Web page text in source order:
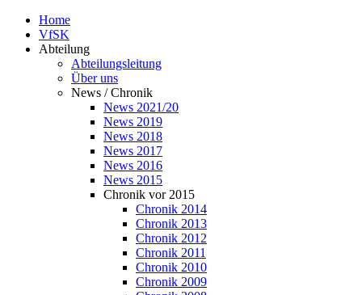
Home
VfSK
Abteilung
Abteilungsleitung
Über uns
News / Chronik
News 2021/20
News 2019
News 2018
News 2017
News 2016
News 2015
Chronik vor 2015
Chronik 2014
Chronik 2013
Chronik 2012
Chronik 2011
Chronik 2010
Chronik 2009